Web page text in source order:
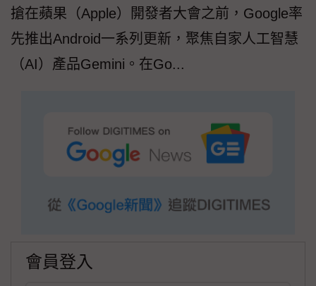
搶在蘋果（Apple）開發者大會之前，Google率
先推出Android一系列更新，聚焦自家人工智慧
（AI）產品Gemini。在Go...
會員登入